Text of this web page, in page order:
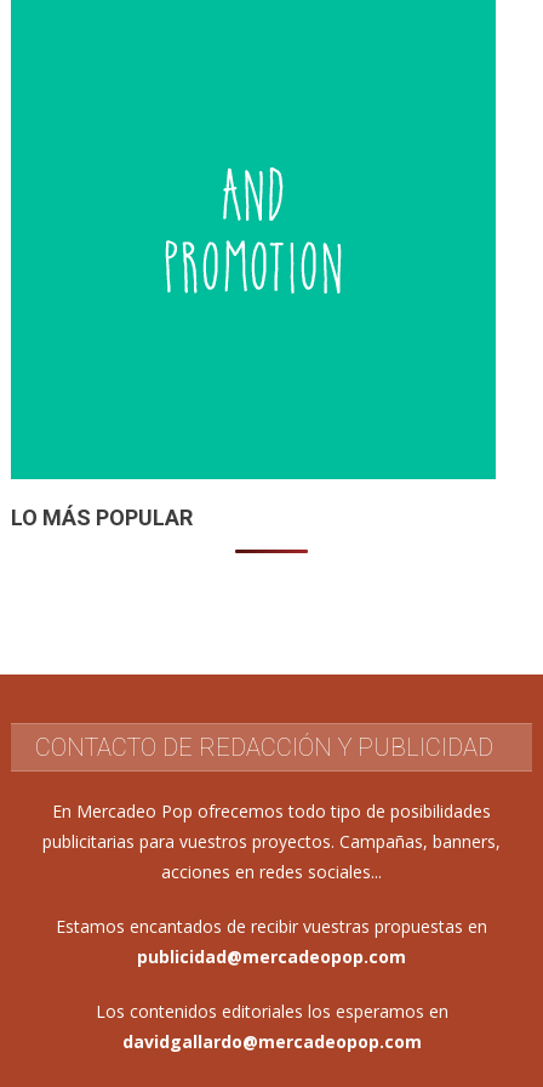
LO MÁS POPULAR
CONTACTO DE REDACCIÓN Y PUBLICIDAD
En Mercadeo Pop ofrecemos todo tipo de posibilidades
publicitarias para vuestros proyectos. Campañas, banners,
acciones en redes sociales...
Estamos encantados de recibir vuestras propuestas en
publicidad@mercadeopop.com
Los contenidos editoriales los esperamos en
davidgallardo@mercadeopop.com